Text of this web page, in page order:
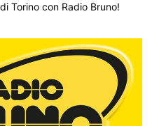
Torino con Radio Bruno!